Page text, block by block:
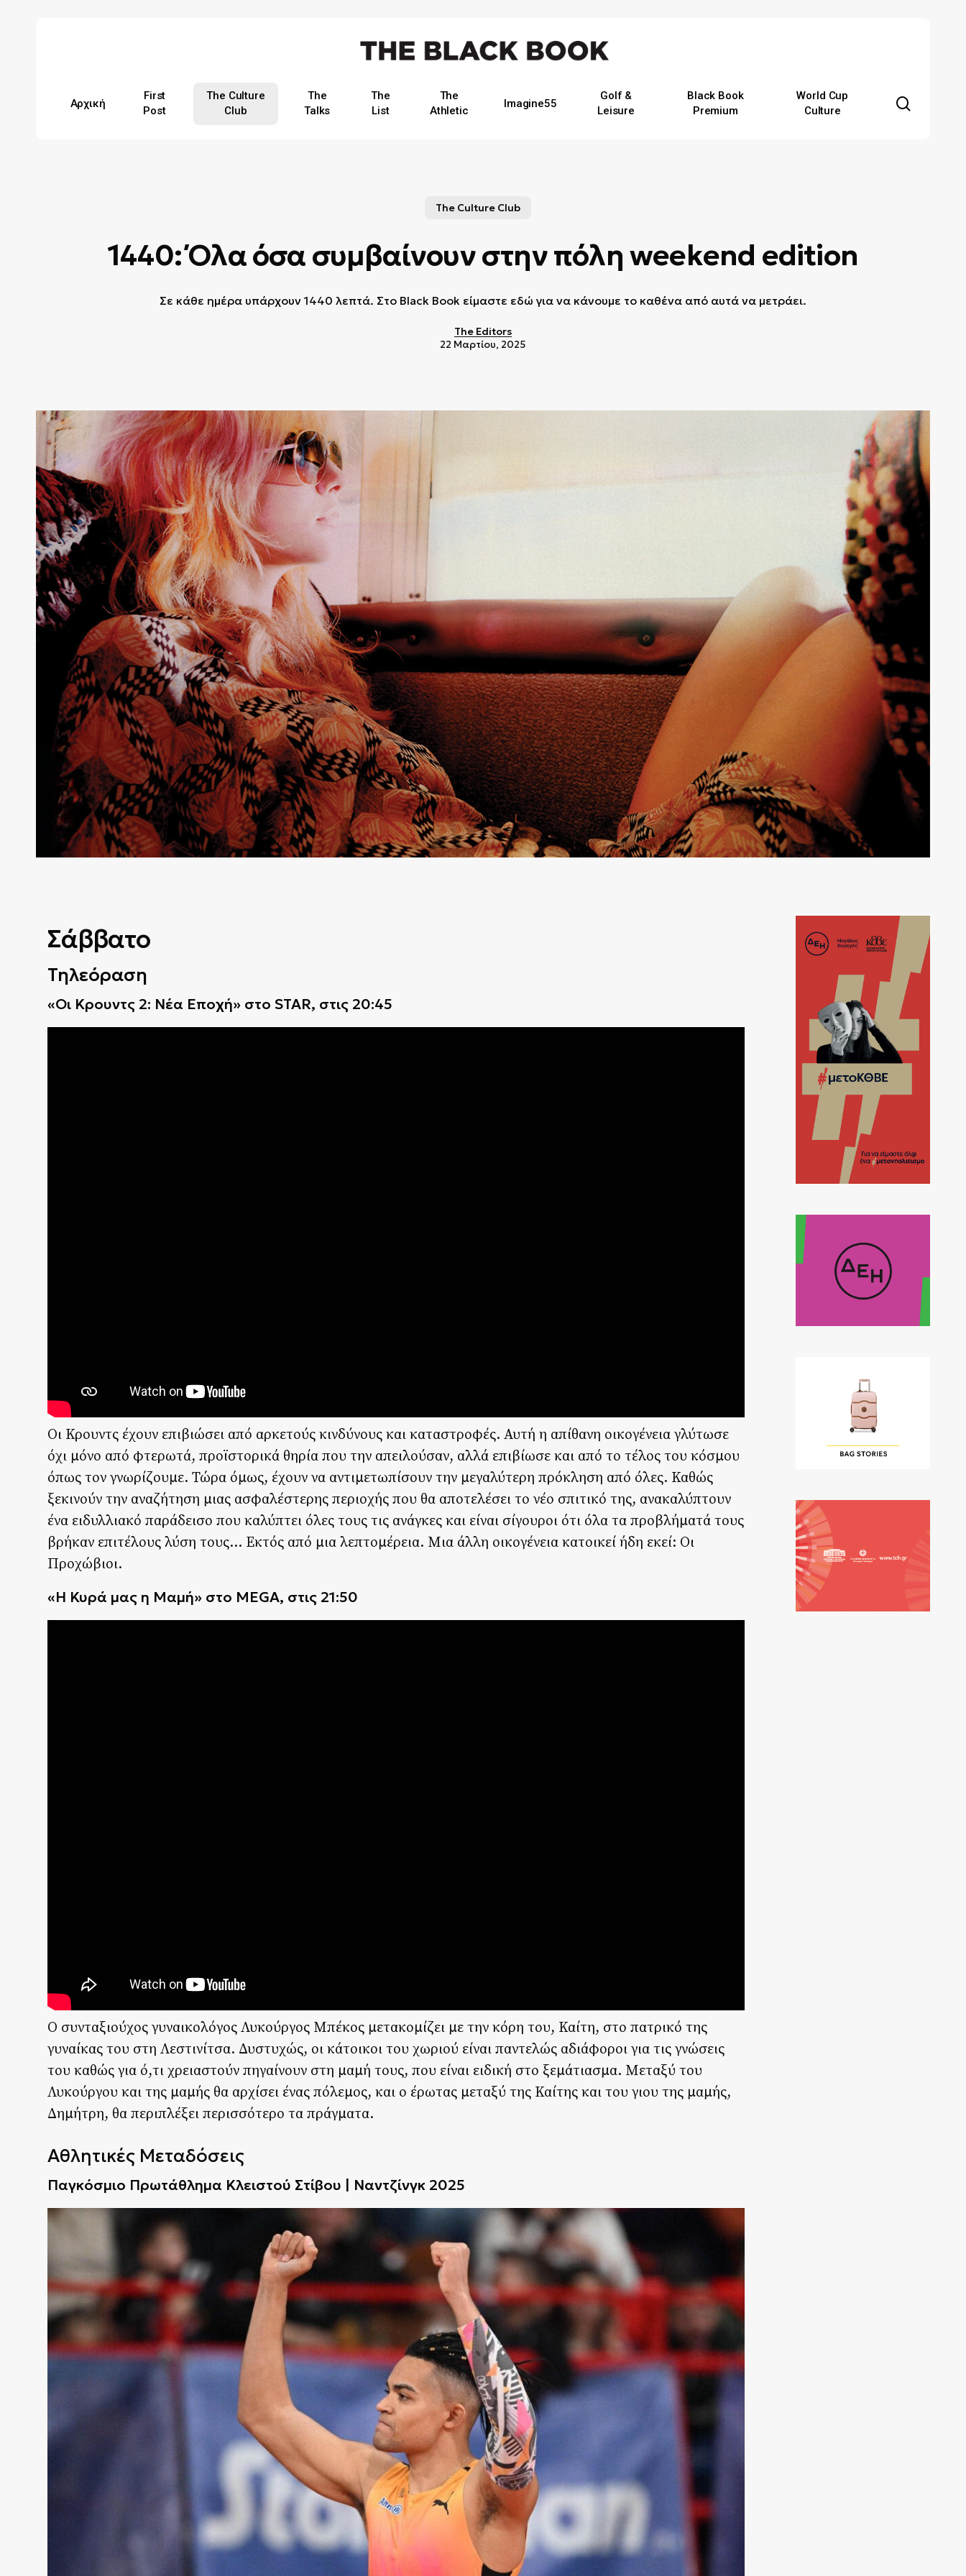
Αρχική
First
Post
The Culture
Club
The
Talks
The
List
The
Athletic
Imagine55
Golf &
Leisure
Black Book
Premium
World Cup
Culture
The Culture Club
1440: Όλα όσα συμβαίνουν στην πόλη weekend edition
Σε κάθε ημέρα υπάρχουν 1440 λεπτά. Στο Black Book είμαστε εδώ για να κάνουμε το καθένα από αυτά να μετράει.
The Editors
22 Μαρτίου, 2025
Σάββατο
Τηλεόραση
«Οι Κρουντς 2: Nέα Eποχή» στο STAR, στις 20:45
Οι Κρουντς έχουν επιβιώσει από αρκετούς κινδύνους και καταστροφές. Αυτή η απίθανη οικογένεια γλύτωσε
όχι μόνο από φτερωτά, προϊστορικά θηρία που την απειλούσαν, αλλά επιβίωσε και από το τέλος του κόσμου
όπως τον γνωρίζουμε. Τώρα όμως, έχουν να αντιμετωπίσουν την μεγαλύτερη πρόκληση από όλες. Καθώς
ξεκινούν την αναζήτηση μιας ασφαλέστερης περιοχής που θα αποτελέσει το νέο σπιτικό της, ανακαλύπτουν
ένα ειδυλλιακό παράδεισο που καλύπτει όλες τους τις ανάγκες και είναι σίγουροι ότι όλα τα προβλήματά τους
βρήκαν επιτέλους λύση τους… Εκτός από μια λεπτομέρεια. Μια άλλη οικογένεια κατοικεί ήδη εκεί: Οι
Προχώβιοι.
«Η Κυρά μας η Μαμή» στο MEGA, στις 21:50
Ο συνταξιούχος γυναικολόγος Λυκούργος Μπέκος μετακομίζει με την κόρη του, Καίτη, στο πατρικό της
γυναίκας του στη Λεστινίτσα. Δυστυχώς, οι κάτοικοι του χωριού είναι παντελώς αδιάφοροι για τις γνώσεις
του καθώς για ό,τι χρειαστούν πηγαίνουν στη μαμή τους, που είναι ειδική στο ξεμάτιασμα. Μεταξύ του
Λυκούργου και της μαμής θα αρχίσει ένας πόλεμος, και ο έρωτας μεταξύ της Καίτης και του γιου της μαμής,
Δημήτρη, θα περιπλέξει περισσότερο τα πράγματα.
Αθλητικές Μεταδόσεις
Παγκόσμιο Πρωτάθλημα Κλειστού Στίβου | Ναντζίνγκ 2025